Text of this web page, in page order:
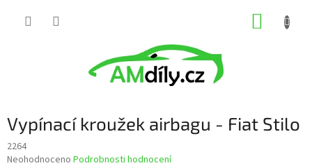
Vypínací kroužek airbagu - Fiat Stilo
2264
Průměrné
Neohodnoceno Podrobnosti hodnocení